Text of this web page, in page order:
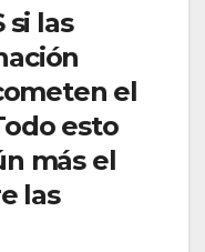
si las
el
esto
más el
las